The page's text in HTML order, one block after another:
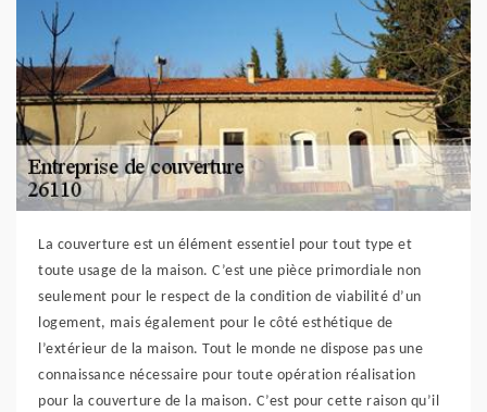
La couverture est un élément essentiel pour tout type et
toute usage de la maison. C’est une pièce primordiale non
seulement pour le respect de la condition de viabilité d’un
logement, mais également pour le côté esthétique de
l’extérieur de la maison. Tout le monde ne dispose pas une
connaissance nécessaire pour toute opération réalisation
pour la couverture de la maison. C’est pour cette raison qu’il